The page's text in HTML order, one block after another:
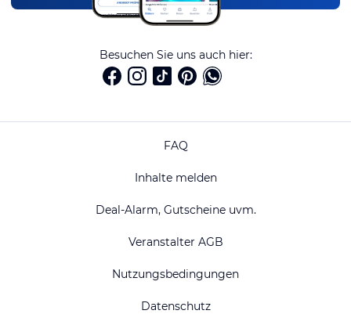
Besuchen Sie uns auch hier:
FAQ
Inhalte melden
Deal-Alarm, Gutscheine uvm.
Veranstalter AGB
Nutzungsbedingungen
Datenschutz